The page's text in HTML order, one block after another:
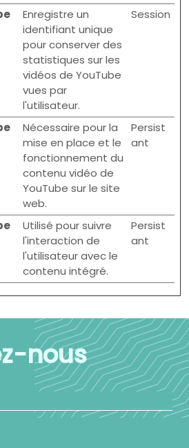
Enregistre un
identifiant unique
pour conserver des
statistiques sur les
vidéos de YouTube
vues par
l'utilisateur.
Session
Nécessaire pour la
mise en place et le
fonctionnement du
contenu vidéo de
YouTube sur le site
web.
Persist
ant
Utilisé pour suivre
l'interaction de
l'utilisateur avec le
contenu intégré.
Persist
ant
nous